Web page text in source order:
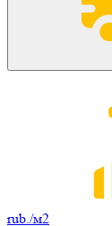
rub./м2